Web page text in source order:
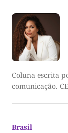
Coluna escrita
comunicação.
Brasil